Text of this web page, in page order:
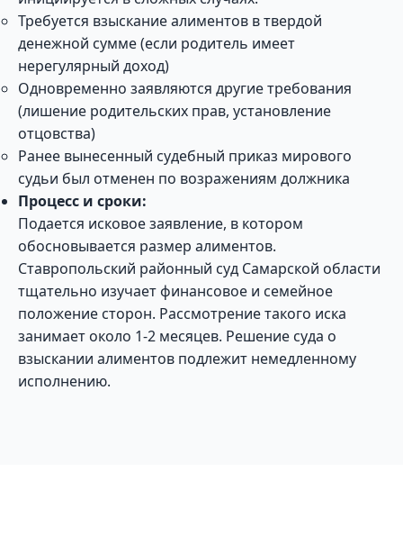
Требуется взыскание алиментов в твердой
денежной сумме (если родитель имеет
нерегулярный доход)
Одновременно заявляются другие требования
(лишение родительских прав, установление
отцовства)
Ранее вынесенный судебный приказ мирового
судьи был отменен по возражениям должника
Процесс и сроки:
Подается исковое заявление, в котором
обосновывается размер алиментов.
Ставропольский районный суд Самарской области
тщательно изучает финансовое и семейное
положение сторон. Рассмотрение такого иска
занимает около 1-2 месяцев. Решение суда о
взыскании алиментов подлежит немедленному
исполнению.